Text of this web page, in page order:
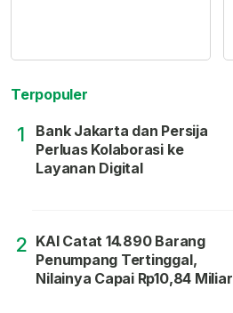
Terpopuler
1
Bank Jakarta dan Persija
Perluas Kolaborasi ke
Layanan Digital
2 KAI Catat 14.890 Barang
Penumpang Tertinggal,
Nilainya Capai Rp10,84 Miliar